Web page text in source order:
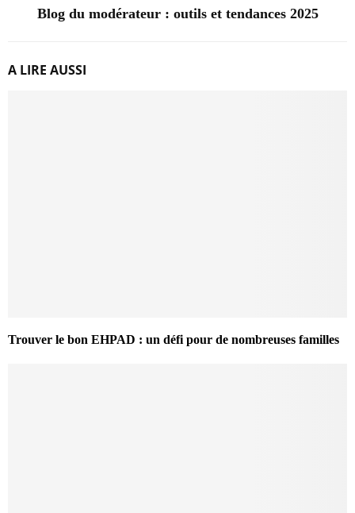
Blog du modérateur : outils et tendances 2025
A LIRE AUSSI
Trouver le bon EHPAD : un défi pour de nombreuses familles